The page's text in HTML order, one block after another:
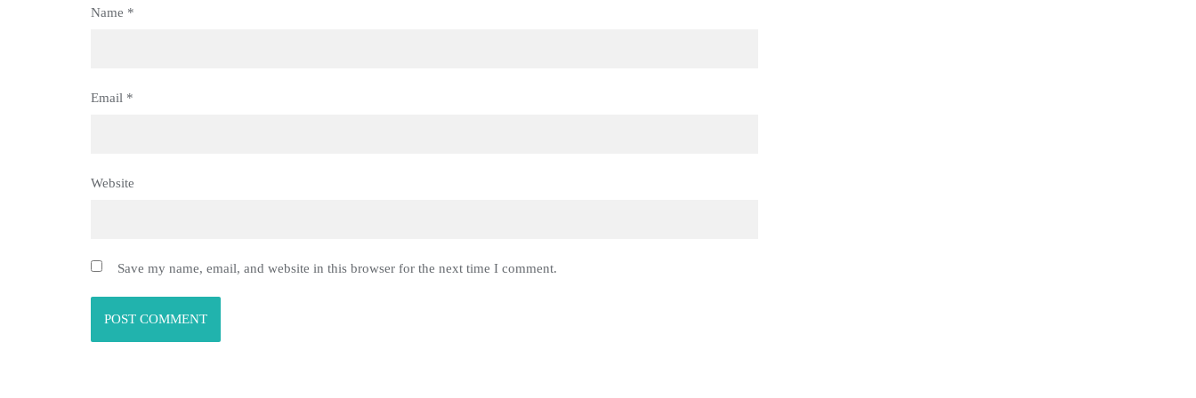
Name *
Email *
Website
Save my name, email, and website in this browser for the next time I comment.